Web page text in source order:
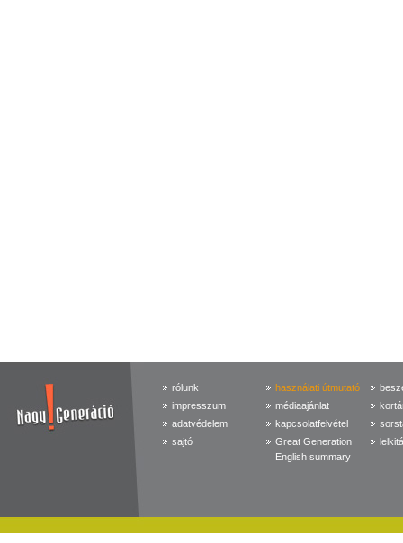
rólunk
impresszum
adatvédelem
sajtó
használati útmutató
médiaajánlat
kapcsolatfelvétel
Great Generation
English summary